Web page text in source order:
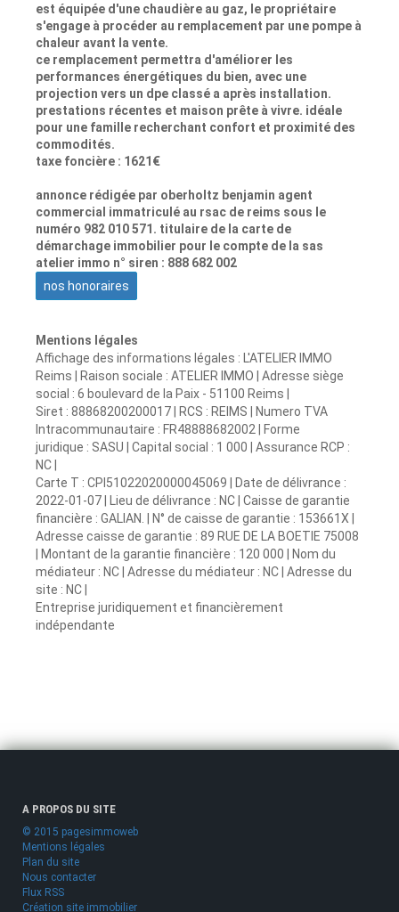
est équipée d'une chaudière au gaz, le propriétaire
s'engage à procéder au remplacement par une pompe à
chaleur avant la vente.
ce remplacement permettra d'améliorer les
performances énergétiques du bien, avec une
projection vers un dpe classé a après installation.
prestations récentes et maison prête à vivre. idéale
pour une famille recherchant confort et proximité des
commodités.
taxe foncière : 1621€
annonce rédigée par oberholtz benjamin agent
commercial immatriculé au rsac de reims sous le
numéro 982 010 571. titulaire de la carte de
démarchage immobilier pour le compte de la sas
atelier immo n° siren : 888 682 002
nos honoraires
Mentions légales
Affichage des informations légales : L'ATELIER IMMO
Reims | Raison sociale : ATELIER IMMO | Adresse siège
social : 6 boulevard de la Paix - 51100 Reims |
Siret : 88868200200017 | RCS : REIMS | Numero TVA
Intracommunautaire : FR48888682002 | Forme
juridique : SASU | Capital social : 1 000 | Assurance RCP :
NC |
Carte T : CPI51022020000045069 | Date de délivrance :
2022-01-07 | Lieu de délivrance : NC | Caisse de garantie
financière : GALIAN. | N° de caisse de garantie : 153661X |
Adresse caisse de garantie : 89 RUE DE LA BOETIE 75008
| Montant de la garantie financière : 120 000 | Nom du
médiateur : NC | Adresse du médiateur : NC | Adresse du
site : NC |
Entreprise juridiquement et financièrement
indépendante
A PROPOS DU SITE
© 2015 pagesimmoweb
Mentions légales
Plan du site
Nous contacter
Flux RSS
Création site immobilier